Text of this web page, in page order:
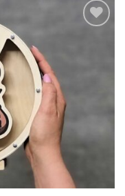
Mėgstamiausias